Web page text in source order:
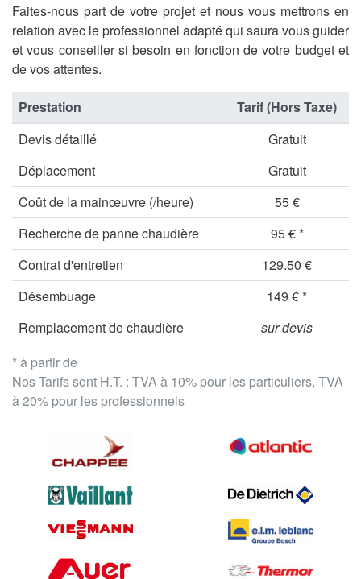
Faites-nous part de votre projet et nous vous mettrons en
relation avec le professionnel adapté qui saura vous guider
et vous conseiller si besoin en fonction de votre budget et
de vos attentes.
* à partir de
Nos Tarifs sont H.T. : TVA à 10% pour les particuliers, TVA
à 20% pour les professionnels
Prestation
Tarif (Hors Taxe)
Devis détaillé
Gratuit
Déplacement
Gratuit
Coût de la mainœuvre (/heure)
55 €
Recherche de panne chaudière
95 € *
Contrat d'entretien
129.50 €
Désembuage
149 € *
Remplacement de chaudière
sur devis